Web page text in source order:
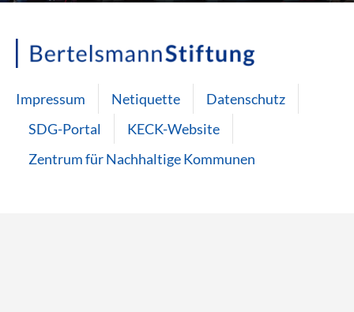
Impressum Netiquette
Datenschutz
SDG-Portal
KECK-Website
Zentrum für Nachhaltige Kommunen